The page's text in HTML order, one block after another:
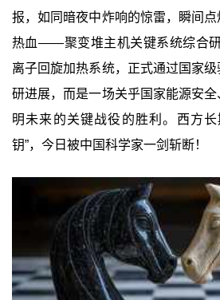
报，如同暗夜中炸响的惊雷，瞬间
热血——聚变堆主机关键系统综合
离子回旋加热系统，正式通过国家
研进展，而是一场关乎国家能源安
明未来的关键战役的胜利。西方
钥”，今日被中国科学家一剑斩断！